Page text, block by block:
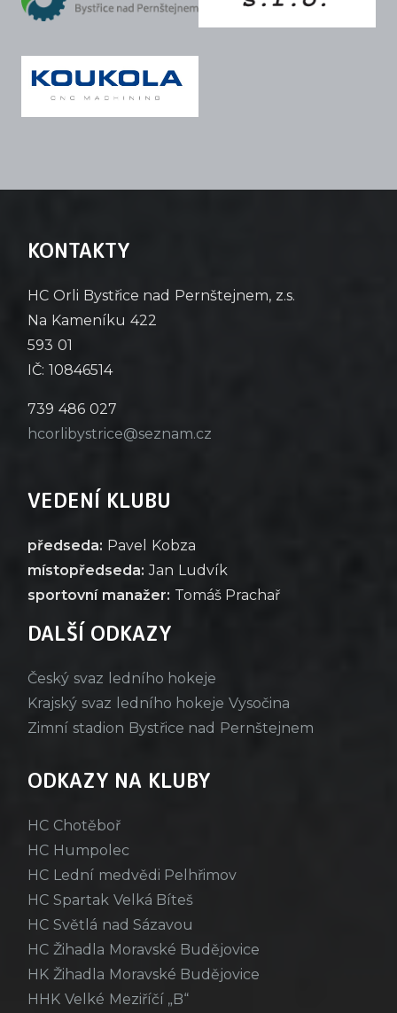
KONTAKTY
HC Orli Bystřice nad Pernštejnem, z.s.
Na Kameníku 422
593 01
IČ: 10846514
739 486 027
hcorlibystrice@seznam.cz
VEDENÍ KLUBU
předseda: Pavel Kobza
místopředseda:Jan Ludvík
sportovní manažer: Tomáš Prachař
DALŠÍ ODKAZY
Český svaz ledního hokeje
Krajský svaz ledního hokeje Vysočina
Zimní stadion Bystřice nad Pernštejnem
ODKAZY NA KLUBY
HC Chotěboř
HC Humpolec
HC Lední medvědi Pelhřimov
HC Spartak Velká Bíteš
HC Světlá nad Sázavou
HC Žihadla Moravské Budějovice
HK Žihadla Moravské Budějovice
HHK Velké Meziříčí „B“